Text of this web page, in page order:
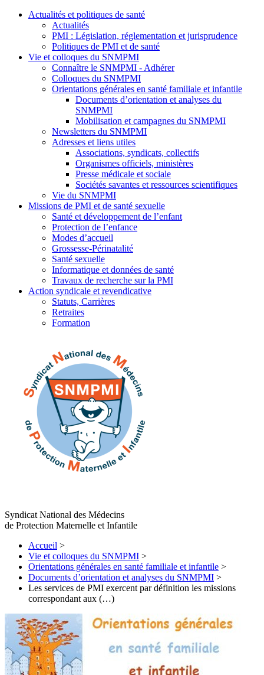
Actualités et politiques de santé
Actualités
PMI : Législation, réglementation et jurisprudence
Politiques de PMI et de santé
Vie et colloques du SNMPMI
Connaître le SNMPMI - Adhérer
Colloques du SNMPMI
Orientations générales en santé familiale et infantile
Documents d’orientation et analyses du
SNMPMI
Mobilisation et campagnes du SNMPMI
Newsletters du SNMPMI
Adresses et liens utiles
Associations, syndicats, collectifs
Organismes officiels, ministères
Presse médicale et sociale
Sociétés savantes et ressources scientifiques
Vie du SNMPMI
Missions de PMI et de santé sexuelle
Santé et développement de l’enfant
Protection de l’enfance
Modes d’accueil
Grossesse-Périnatalité
Santé sexuelle
Informatique et données de santé
Travaux de recherche sur la PMI
Action syndicale et revendicative
Statuts, Carrières
Retraites
Formation
Syndicat National des Médecins
de Protection Maternelle et Infantile
Accueil >
Vie et colloques du SNMPMI >
Orientations générales en santé familiale et infantile >
Documents d’orientation et analyses du SNMPMI >
Les services de PMI exercent par définition les missions
correspondant aux (…)